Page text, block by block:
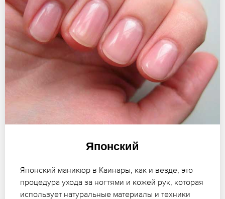
Японский
Японский маникюр в Каинары, как и везде, это
процедура ухода за ногтями и кожей рук, которая
использует натуральные материалы и техники